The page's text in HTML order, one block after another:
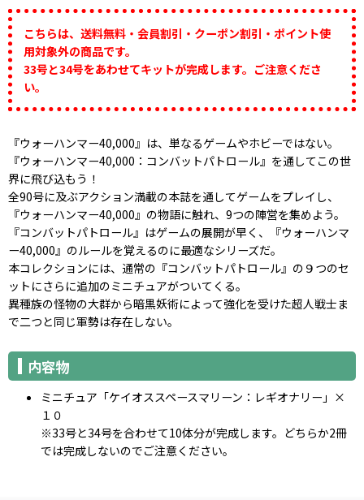
こちらは、送料無料・会員割引・クーポン割引・ポイント使
用対象外の商品です。
33号と34号をあわせてキットが完成します。ご注意くださ
い。
『ウォーハンマー40,000』は、単なるゲームやホビーではない。
『ウォーハンマー40,000：コンバットパトロール』を通してこの世
界に飛び込もう！
全90号に及ぶアクション満載の本誌を通してゲームをプレイし、
『ウォーハンマー40,000』の物語に触れ、9つの陣営を集めよう。
『コンバットパトロール』はゲームの展開が早く、『ウォーハンマ
ー40,000』のルールを覚えるのに最適なシリーズだ。
本コレクションには、通常の『コンバットパトロール』の９つのセ
ットにさらに追加のミニチュアがついてくる。
異種族の怪物の大群から暗黒妖術によって強化を受けた超人戦士ま
で二つと同じ軍勢は存在しない。
内容物
ミニチュア「ケイオススペースマリーン：レギオナリー」×
１０
※33号と34号を合わせて10体分が完成します。どちらか2冊
では完成しないのでご注意ください。